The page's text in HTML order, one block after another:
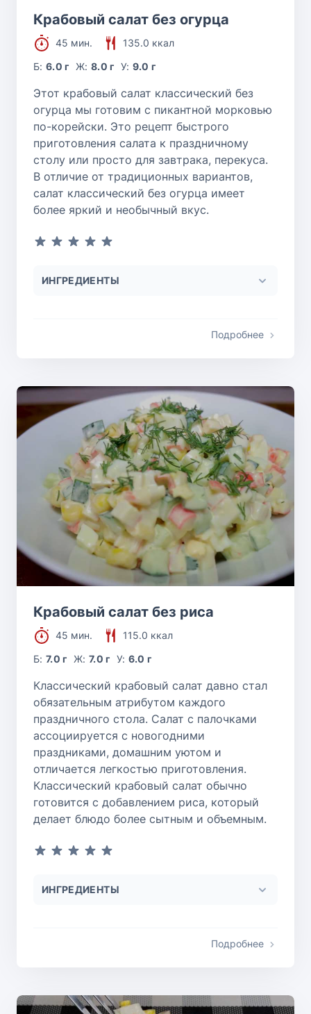
Крабовый салат без огурца
45 мин.
135.0 ккал
Б:6.0 г Ж: 8.0 г У: 9.0 г
Этот крабовый салат классический без
огурца мы готовим с пикантной морковью
по-корейски. Это рецепт быстрого
приготовления салата к праздничному
столу или просто для завтрака, перекуса.
В отличие от традиционных вариантов,
салат классический без огурца имеет
более яркий и необычный вкус.
ИНГРЕДИЕНТЫ
Подробнее
Крабовый салат без риса
45 мин.
115.0 ккал
Б:7.0 г Ж: 7.0 г У: 6.0 г
Классический крабовый салат давно стал
обязательным атрибутом каждого
праздничного стола. Салат с палочками
ассоциируется с новогодними
праздниками, домашним уютом и
отличается легкостью приготовления.
Классический крабовый салат обычно
готовится с добавлением риса, который
делает блюдо более сытным и объемным.
ИНГРЕДИЕНТЫ
Подробнее